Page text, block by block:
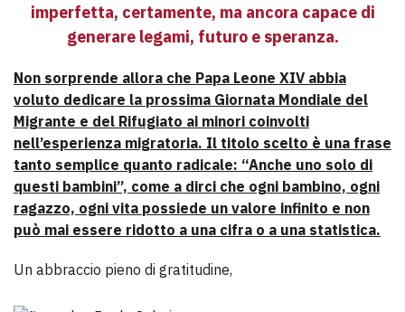
imperfetta, certamente, ma ancora capace di
generare legami, futuro e speranza.
Non sorprende allora che Papa Leone XIV abbia
voluto dedicare la prossima Giornata Mondiale del
Migrante e del Rifugiato ai minori coinvolti
nell’esperienza migratoria. Il titolo scelto è una frase
tanto semplice quanto radicale: “Anche uno solo di
questi bambini”, come a dirci che ogni bambino, ogni
ragazzo, ogni vita possiede un valore infinito e non
può mai essere ridotto a una cifra o a una statistica.
Un abbraccio pieno di gratitudine,